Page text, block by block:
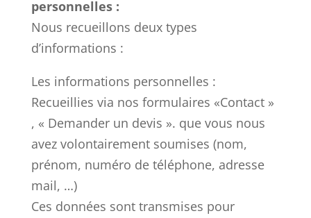
personnelles :
Nous recueillons deux types
d’informations :
Les informations personnelles :
Recueillies via nos formulaires «Contact »
, « Demander un devis ». que vous nous
avez volontairement soumises (nom,
prénom, numéro de téléphone, adresse
mail, …)
Ces données sont transmises pour